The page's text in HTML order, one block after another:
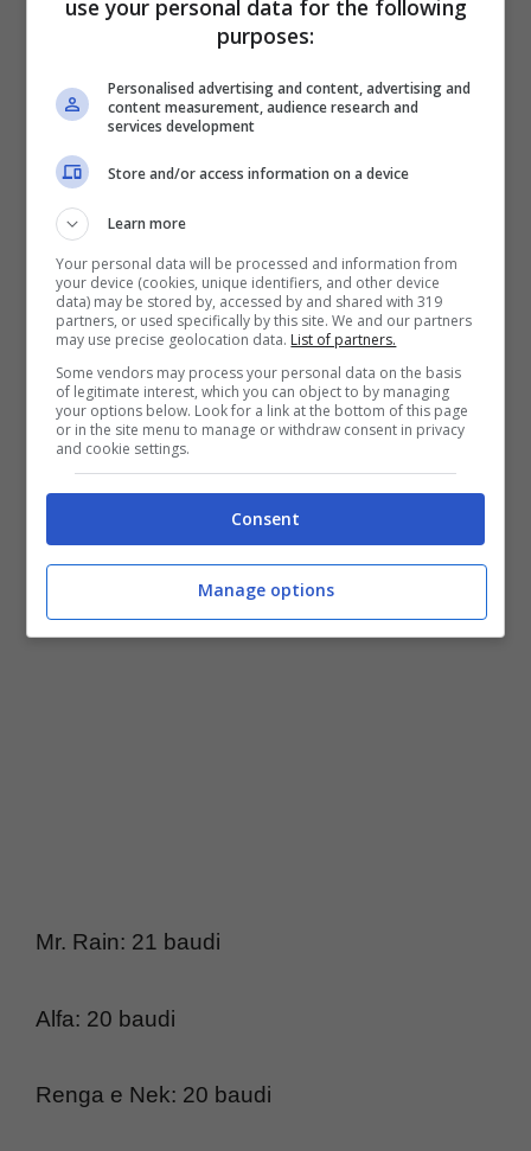
Emma: 23 baudi
The Kolors: 22 baudi
Geolier: 22 baudi
Dargen D’Amico: 22 baudi
Negramaro: 22 baudi
Sangiovanni: 21 baudi
Mahmood: 21 baudi
Diodato: 21 naudi
Mr. Rain: 21 baudi
Alfa: 20 baudi
Renga e Nek: 20 baudi
use your personal data for the following
purposes:
Personalised advertising and content, advertising and
content measurement, audience research and
services development
Store and/or access information on a device
Learn more
Your personal data will be processed and information from
your device (cookies, unique identifiers, and other device
data) may be stored by, accessed by and shared with 319
partners, or used specifically by this site. We and our partners
may use precise geolocation data. List of partners.
Some vendors may process your personal data on the basis
of legitimate interest, which you can object to by managing
your options below. Look for a link at the bottom of this page
or in the site menu to manage or withdraw consent in privacy
and cookie settings.
Consent
Manage options